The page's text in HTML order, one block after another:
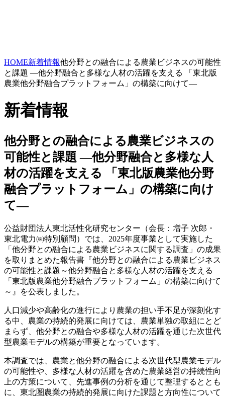
HOME新着情報他分野との融合による農業ビジネスの可能性
と課題 ―他分野融合と多様な人材の活躍を支える 「東北版
農業他分野融合プラットフォーム」の構築に向けて―
新着情報
他分野との融合による農業ビジネスの
可能性と課題 ―他分野融合と多様な人
材の活躍を支える 「東北版農業他分野
融合プラットフォーム」の構築に向け
て―
公益財団法人東北活性化研究センター（会長：増子 次郎・
東北電⼒㈱特別顧問）では、2025年度事業として実施した
「他分野との融合による農業ビジネスに関する調査」の成果
を取りまとめた報告書『他分野との融合による農業ビジネス
の可能性と課題～他分野融合と多様な人材の活躍を支える
「東北版農業他分野融合プラットフォーム」の構築に向けて
～』を公表しました。
人口減少や高齢化の進行により農業の担い手不足が深刻化す
る中、農業の持続的発展に向けては、農業単独の取組にとど
まらず、他分野との融合や多様な人材の活躍を通じた次世代
型農業モデルの構築が重要となっています。
本調査では、農業と他分野の融合による次世代型農業モデル
の可能性や、多様な人材の活躍を含めた農業経営の持続性向
上の方策について、先進事例の分析を通じて整理するととも
に、東北圏農業の持続的発展に向けた課題と方向性について